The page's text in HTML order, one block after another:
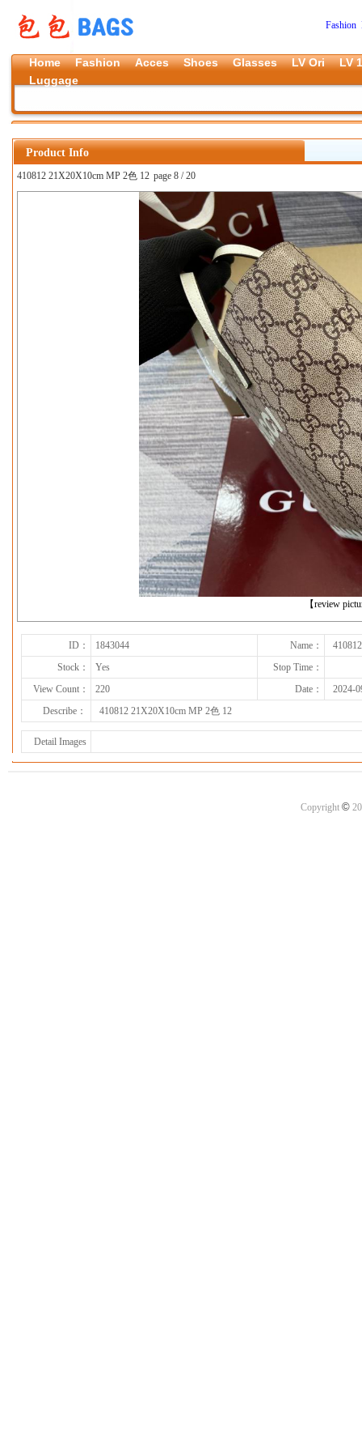
Fashion
Home Fashion Acces Shoes Glasses LV Ori
LV
Luggage
Product Info
410812 21X20X10cm MP 2色 12 page 8 / 20
【review
上一张
ID： 1843044 Name：
Stock：
Yes
Stop Time：
View Count：
220 Date：
2024-
Describe：
410812 21X20X10cm MP 2色 12
Detail Images
Copyright ©